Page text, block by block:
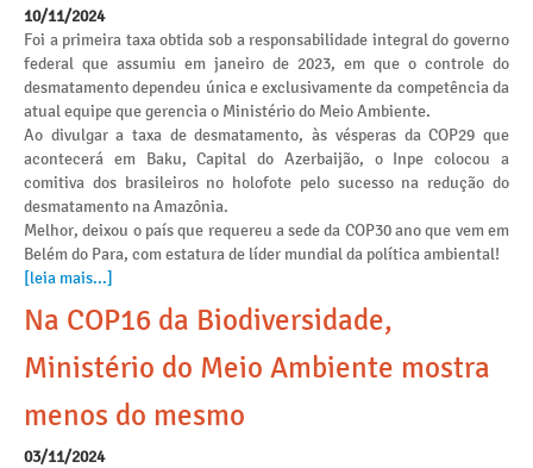
10/11/2024
Foi a primeira taxa obtida sob a responsabilidade integral do governo
federal que assumiu em janeiro de 2023, em que o controle do
desmatamento dependeu única e exclusivamente da competência da
atual equipe que gerencia o Ministério do Meio Ambiente.
Ao divulgar a taxa de desmatamento, às vésperas da COP29 que
acontecerá em Baku, Capital do Azerbaijão, o Inpe colocou a
comitiva dos brasileiros no holofote pelo sucesso na redução do
desmatamento na Amazônia.
Melhor, deixou o país que requereu a sede da COP30 ano que vem em
Belém do Para, com estatura de líder mundial da política ambiental!
[leia mais...]
Na COP16 da Biodiversidade,
Ministério do Meio Ambiente mostra
menos do mesmo
03/11/2024